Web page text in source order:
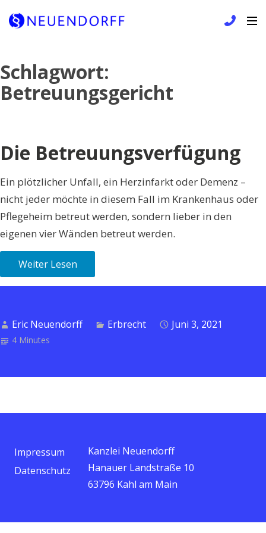
to
content
Schlagwort:
Betreuungsgericht
Die Betreuungsverfügung
Ein plötzlicher Unfall, ein Herzinfarkt oder Demenz –
nicht jeder möchte in diesem Fall im Krankenhaus oder
Pflegeheim betreut werden, sondern lieber in den
eigenen vier Wänden betreut werden.
Weiter Lesen
Eric Neuendorff Erbrecht Juni 3, 2021
4 Minutes
Impressum
Datenschutz
Kanzlei Neuendorff
Hanauer Landstraße 10
63796 Kahl am Main